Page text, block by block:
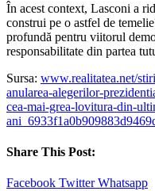
În acest context, Lasconi a
construi pe o astfel de
profundă pentru viitorul
responsabilitate din partea
Sursa: www.realitatea.net/
anularea-alegerilor-
cea-mai-grea-lovitura-din-
Share This Post:
Facebook Twitter Whatsapp